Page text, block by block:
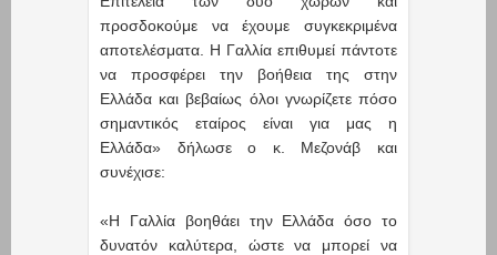
προσδοκούμε να έχουμε συγκεκριμένα
αποτελέσματα. Η Γαλλία επιθυμεί πάντοτε
να προσφέρει την βοήθεια της στην
Ελλάδα και βεβαίως όλοι γνωρίζετε πόσο
σημαντικός εταίρος είναι για μας η
Ελλάδα» δήλωσε ο κ. Μεζονάβ και
συνέχισε:
«Η Γαλλία βοηθάει την Ελλάδα όσο το
δυνατόν καλύτερα, ώστε να μπορεί να